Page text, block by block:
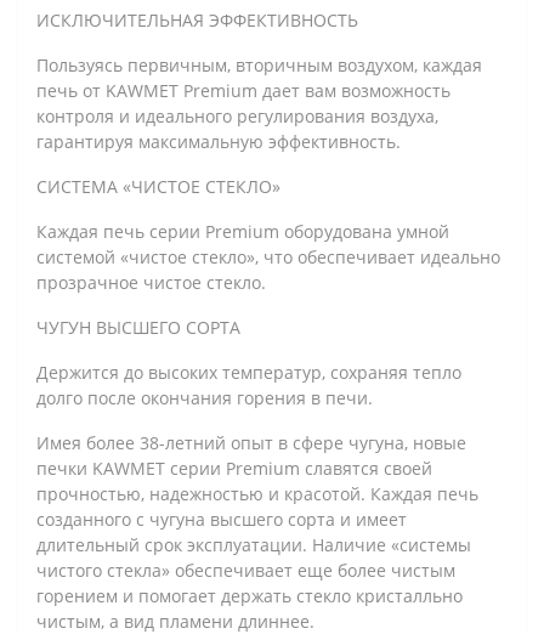
ИСКЛЮЧИТЕЛЬНАЯ ЭФФЕКТИВНОСТЬ
Пользуясь первичным, вторичным воздухом, каждая
печь от KAWMET Premium дает вам возможность
контроля и идеального регулирования воздуха,
гарантируя максимальную эффективность.
СИСТЕМА «ЧИСТОЕ СТЕКЛО»
Каждая печь серии Premium оборудована умной
системой «чистое стекло», что обеспечивает идеально
прозрачное чистое стекло.
ЧУГУН ВЫСШЕГО СОРТА
Держится до высоких температур, сохраняя тепло
долго после окончания горения в печи.
Имея более 38-летний опыт в сфере чугуна, новые
печки KAWMET серии Premium славятся своей
прочностью, надежностью и красотой. Каждая печь
созданного с чугуна высшего сорта и имеет
длительный срок эксплуатации. Наличие «системы
чистого стекла» обеспечивает еще более чистым
горением и помогает держать стекло кристалльно
чистым, а вид пламени длиннее.